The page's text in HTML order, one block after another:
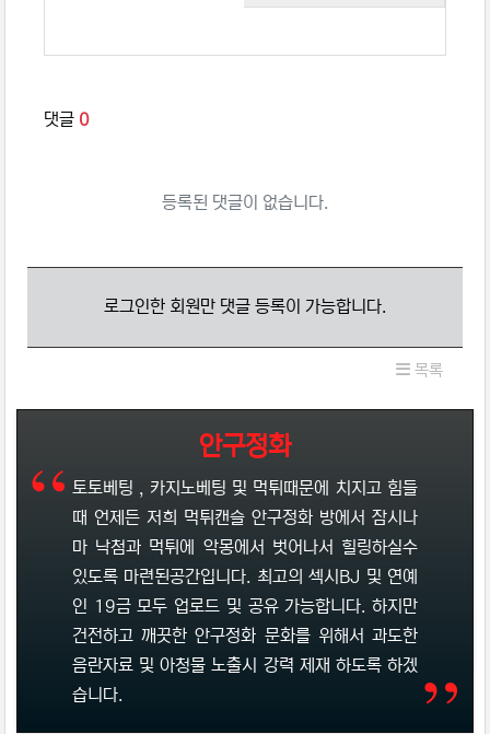
댓글 0
등록된 댓글이 없습니다.
로그인한 회원만 댓글 등록이 가능합니다.
목록
안구정화
토토베팅 , 카지노베팅 및 먹튀때문에 치지고 힘들
때 언제든 저희 먹튀캔슬 안구정화 방에서 잠시나
마 낙첨과 먹튀에 악몽에서 벗어나서 힐링하실수
있도록 마련된공간입니다. 최고의 섹시BJ 및 연예
인 19금 모두 업로드 및 공유 가능합니다. 하지만
건전하고 깨끗한 안구정화 문화를 위해서 과도한
음란자료 및 아청물 노출시 강력 제재 하도록 하겠
습니다.